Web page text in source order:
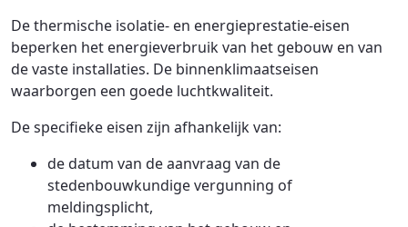
De thermische isolatie- en energieprestatie-eisen
beperken het energieverbruik van het gebouw en van
de vaste installaties. De binnenklimaatseisen
waarborgen een goede luchtkwaliteit.
De specifieke eisen zijn afhankelijk van:
de datum van de aanvraag van de
stedenbouwkundige vergunning of
meldingsplicht,